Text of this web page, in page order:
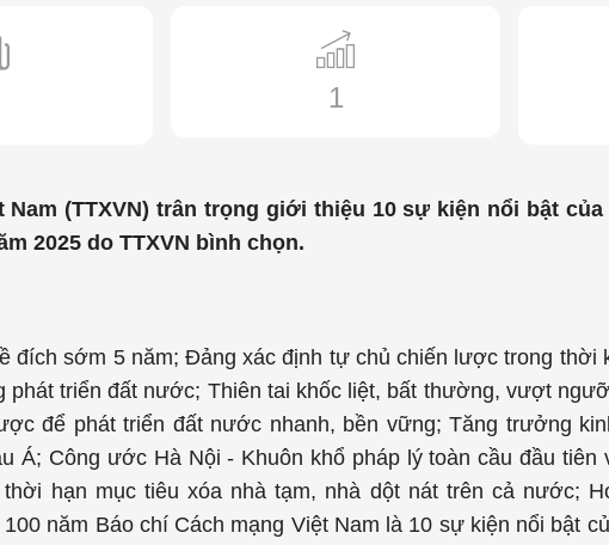
1
Nam (TTXVN) trân trọng giới thiệu 10 sự kiện nổi bật
2025 do TTXVN bình chọn.
đích sớm 5 năm; Đảng xác định tự chủ chiến lược trong thời
phát triển đất nước; Thiên tai khốc liệt, bất thường, vượt
để phát triển đất nước nhanh, bền vững; Tăng trưởng
Á; Công ước Hà Nội - Khuôn khổ pháp lý toàn cầu đầu tiên
hạn mục tiêu xóa nhà tạm, nhà dột nát trên cả nước;
năm Báo chí Cách mạng Việt Nam là 10 sự kiện nổi bật